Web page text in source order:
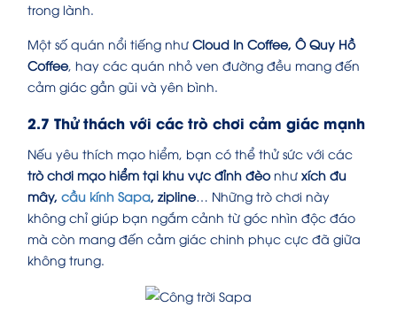
trong lành.
Một số quán nổi tiếng như Cloud In Coffee, Ô Quy Hồ
Coffee, hay các quán nhỏ ven đường đều mang đến
cảm giác gần gũi và yên bình.
2.7 Thử thách với các trò chơi cảm giác mạnh
Nếu yêu thích mạo hiểm, bạn có thể thử sức với các
trò chơi mạo hiểm tại khu vực đỉnh đèonhư xích đu
mây, cầu kính Sapa, zipline… Những trò chơi này
không chỉ giúp bạn ngắm cảnh từ góc nhìn độc đáo
mà còn mang đến cảm giác chinh phục cực đã giữa
không trung.